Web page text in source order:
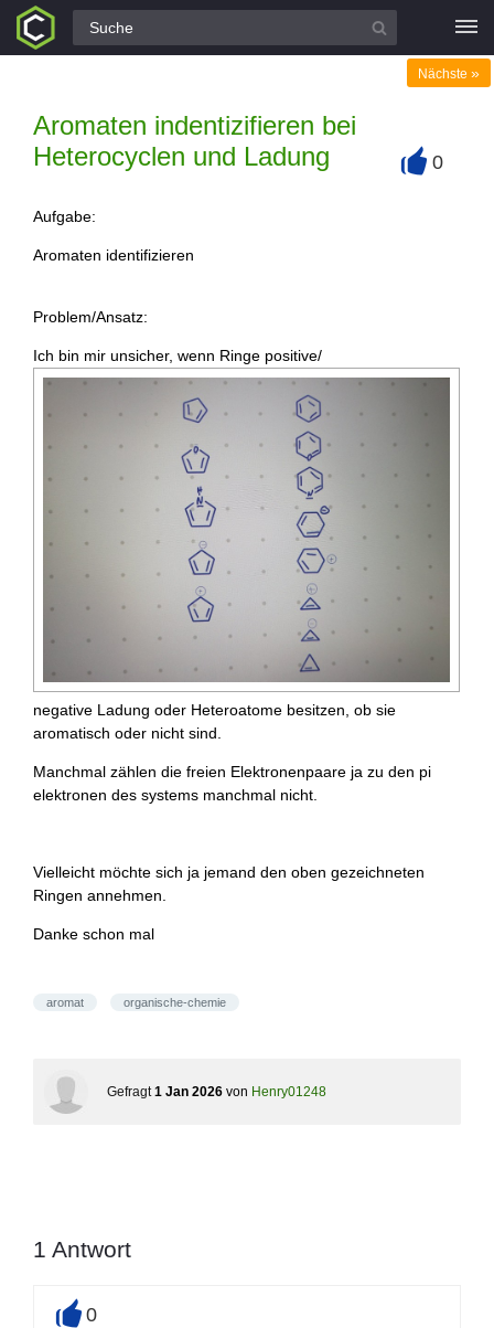
Alle Fragen
Aromaten indentizifieren bei
Heterocyclen und Ladung
Nächste »
0
Aufgabe:
Aromaten identifizieren
Problem/Ansatz:
Ich bin mir unsicher, wenn Ringe positive/
negative Ladung oder Heteroatome besitzen, ob sie
aromatisch oder nicht sind.
Manchmal zählen die freien Elektronenpaare ja zu den pi
elektronen des systems manchmal nicht.
Vielleicht möchte sich ja jemand den oben gezeichneten
Ringen annehmen.
Danke schon mal
aromat organische-chemie
Gefragt 1 Jan 2026 von Henry01248
1 Antwort
0